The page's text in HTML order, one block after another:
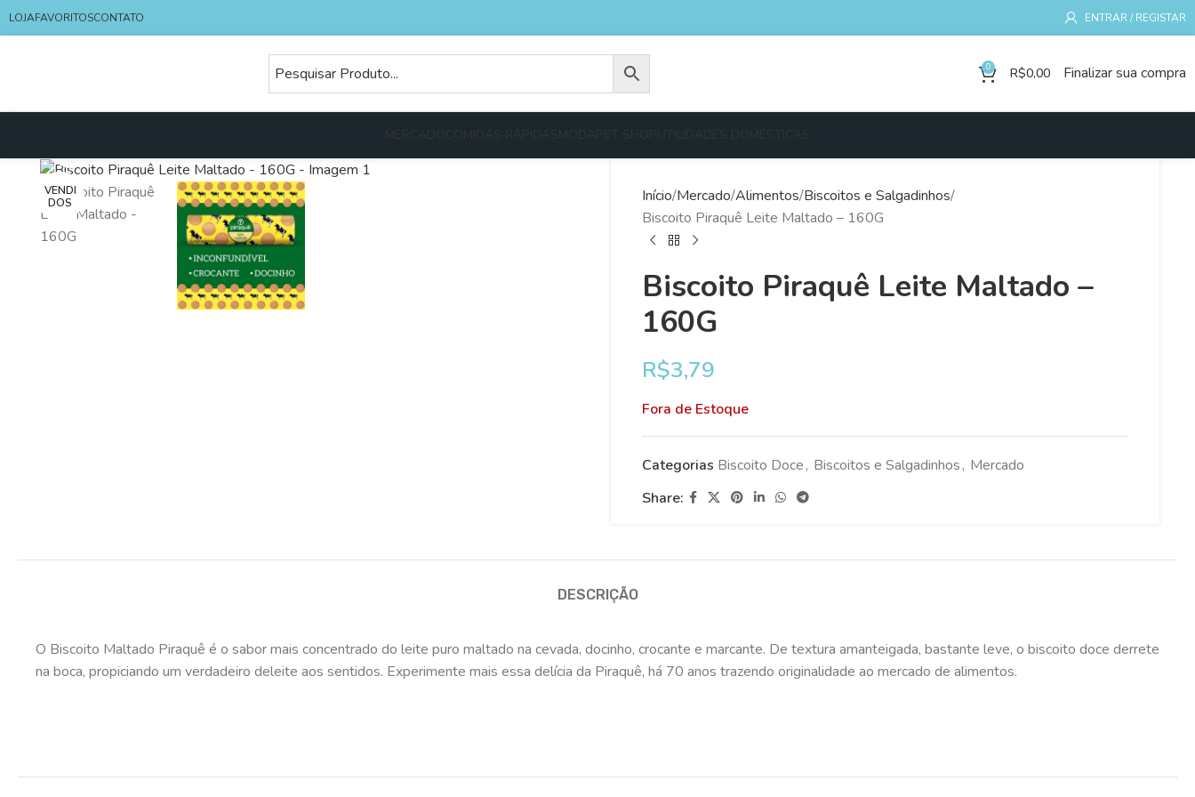
LOJAFAVORITOSCONTATO ENTRAR / REGISTAR
0 R$0,00 Finalizar sua compra
MERCADO COMIDAS RÁPIDAS MODAPET SHOP UTILIDADES DOMÉSTICAS
VENDI
DOS
Início Mercado Alimentos Biscoitos e Salgadinhos
Biscoito Piraquê Leite Maltado – 160G
Biscoito Piraquê Leite Maltado –
160G
R$3,79
Fora de Estoque
Categorias Biscoito Doce, Biscoitos e Salgadinhos, Mercado
Share:
DESCRIÇÃO
O Biscoito Maltado Piraquê é o sabor mais concentrado do leite puro maltado na cevada, docinho, crocante e marcante. De textura amanteigada, bastante leve, o biscoito doce derrete
na boca, propiciando um verdadeiro deleite aos sentidos. Experimente mais essa delícia da Piraquê, há 70 anos trazendo originalidade ao mercado de alimentos.